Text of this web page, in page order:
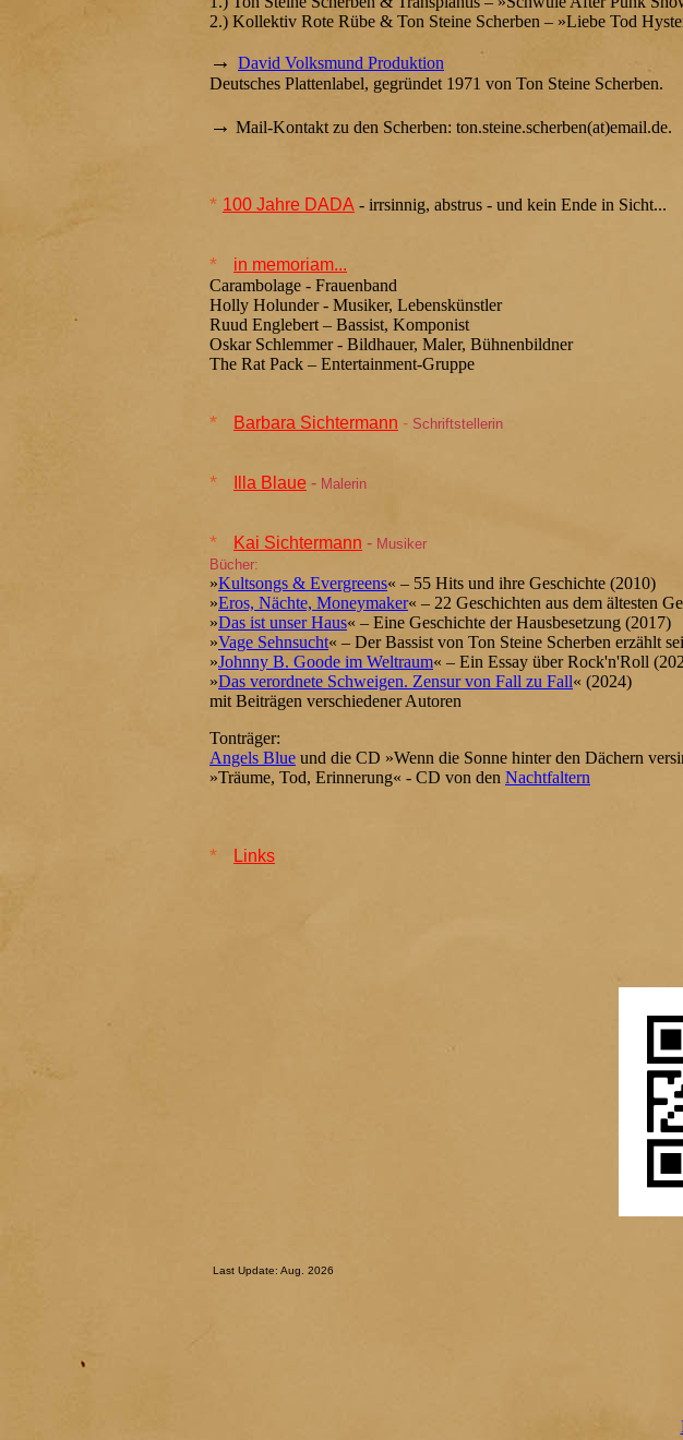
2.) Kollektiv Rote Rübe & Ton Steine Scherben – »Liebe Tod
→ David Volksmund Produktion
Deutsches Plattenlabel, gegründet 1971 von Ton Steine Scherben.
→ Mail-Kontakt zu den Scherben: ton.steine.scherben(at)email.de.
* 100 Jahre DADA - irrsinnig, abstrus - und kein Ende in Sicht...
*
in memoriam...
Carambolage - Frauenband
Holly Holunder - Musiker, Lebenskünstler
Ruud Englebert – Bassist, Komponist
Oskar Schlemmer - Bildhauer, Maler, Bühnenbildner
The Rat Pack – Entertainment-Gruppe
* Barbara Sichtermann - Schriftstellerin
* Illa Blaue - Malerin
* Kai Sichtermann - Musiker
Bücher:
»Kultsongs & Evergreens« – 55 Hits und ihre Geschichte (2010)
»Eros, Nächte, Moneymaker« – 22 Geschichten aus dem ältesten
»Das ist unser Haus« – Eine Geschichte der Hausbesetzung (2017)
»Vage Sehnsucht« – Der Bassist von Ton Steine Scherben erzählt
»Johnny B. Goode im Weltraum« – Ein Essay über Rock'n'Roll
»Das verordnete Schweigen. Zensur von Fall zu Fall« (2024)
mit Beiträgen verschiedener Autoren
Tonträger:
Angels Blue und die CD »Wenn die Sonne hinter den Dächern
»Träume, Tod, Erinnerung« - CD von den Nachtfaltern
* Links
Last Update: Aug. 2026